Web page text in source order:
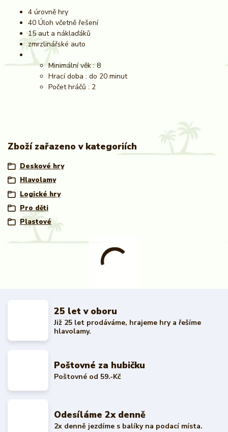
4 úrovně hry
40 Úloh včetně řešení
15 aut a náklaďáků
zmrzlinářské auto
Minimální věk : 8
Hrací doba : do 20 minut
Počet hráčů : 2
Zboží zařazeno v kategoriích
Deskové hry
Hlavolamy
Logické hry
Pro děti
Plastové
25 let v oboru
Již 25 let prodáváme, hrajeme hry a řešíme
hlavolamy.
Poštovné za hubičku
Poštovné od 59.-Kč
Odesíláme 2x denně
2x denně jezdíme s balíky na podací místa.